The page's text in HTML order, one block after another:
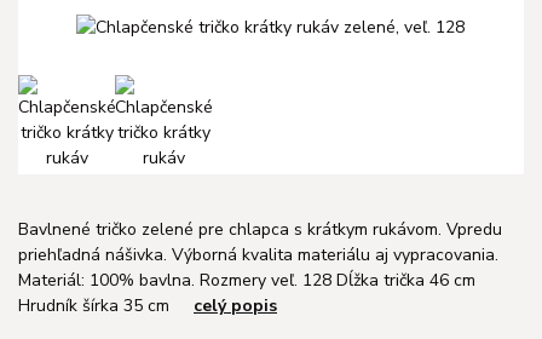
Bavlnené tričko zelené pre chlapca s krátkym rukávom. Vpredu
priehľadná nášivka. Výborná kvalita materiálu aj vypracovania.
Materiál: 100% bavlna. Rozmery veľ. 128 Dĺžka trička 46 cm
Hrudník šírka 35 cm celý popis